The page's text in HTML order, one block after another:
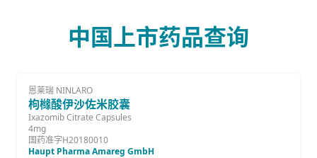
中国上市药品查询
恩莱瑞 NINLARO
枸橼酸伊沙佐米胶囊
Ixazomib Citrate Capsules
4mg
国药准字H20180010
Haupt Pharma Amareg GmbH